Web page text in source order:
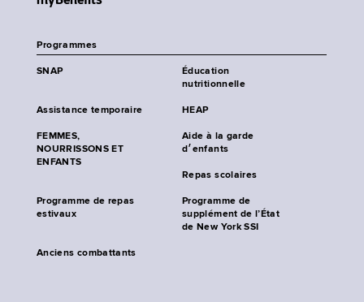
Programmes
SNAP
Éducation
nutritionnelle
Assistance temporaire HEAP
FEMMES,
NOURRISSONS ET
ENFANTS
Aide à la garde
d׳enfants
Repas scolaires
Programme de repas
estivaux
Programme de
supplément de l’État
de New York SSI
Anciens combattants